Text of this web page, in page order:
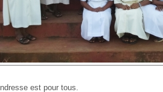
est pour tous.